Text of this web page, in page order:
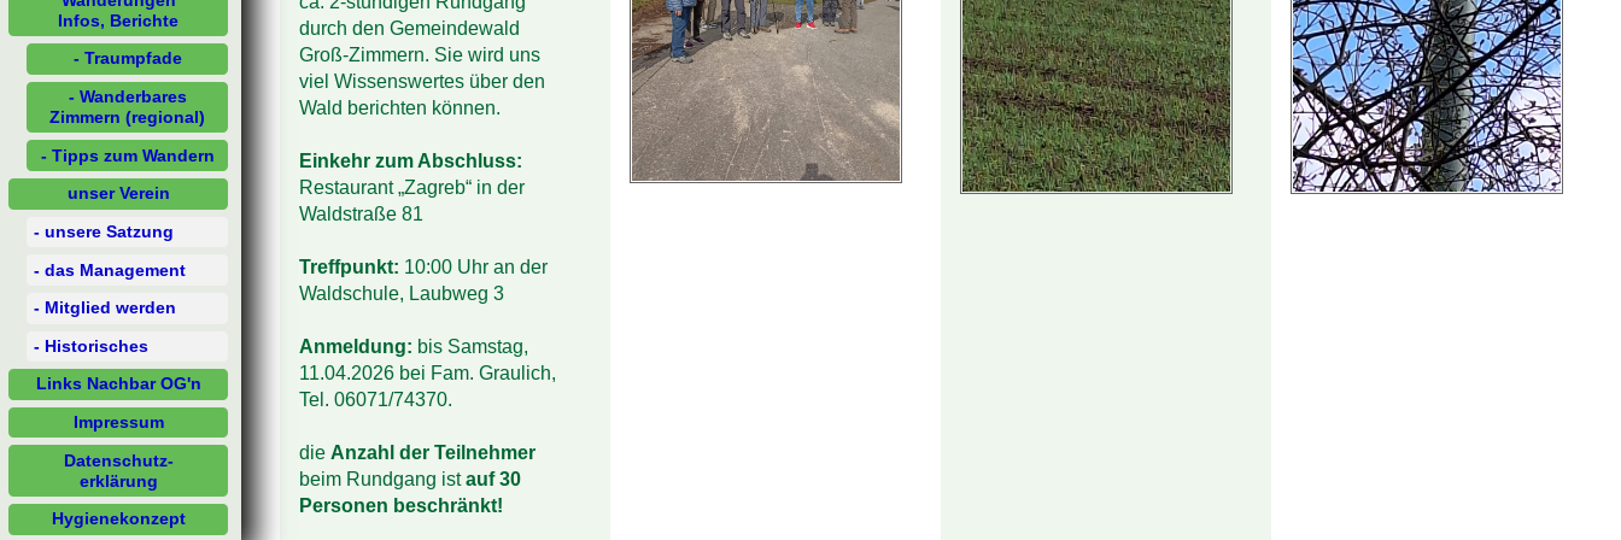
durch den Gemeindewald
Groß-Zimmern. Sie wird uns
viel Wissenswertes über den
Wald berichten können.
Einkehr zum Abschluss:
Restaurant „Zagreb“ in der
Waldstraße 81
Treffpunkt: 10:00 Uhr an der
Waldschule, Laubweg 3
Anmeldung: bis Samstag,
11.04.2026 bei Fam. Graulich,
Tel. 06071/74370.
die Anzahl der Teilnehmer
beim Rundgang istauf 30
Personen beschränkt!
Infos, Berichte
- Traumpfade
- Wanderbares
Zimmern (regional)
- Tipps zum Wandern
unser Verein
- unsere Satzung
- das Management
- Mitglied werden
- Historisches
Links Nachbar OG'n
Impressum
Datenschutz-
erklärung
Hygienekonzept